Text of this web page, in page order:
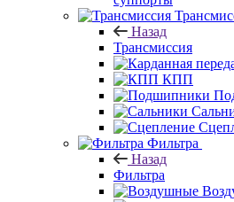
Назад
Трансмиссия
КПП
Фильтра
Назад
Фильтра